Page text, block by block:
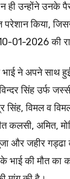
ही उन्होंने उनके
परेशान किया,
01-2026 की
भाई ने अपने साथ
सिंह उर्फ
सिंह, विमल व
कलसी, अमित,
और जहीर
भाई की मौत का